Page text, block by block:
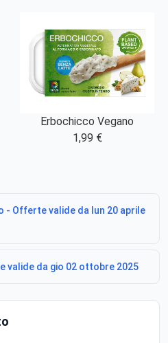
Erbochicco Vegano
1,99 €
- Offerte valide da lun 20 aprile
valide da gio 02 ottobre 2025